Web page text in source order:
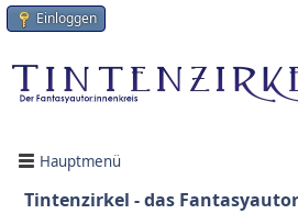
Einloggen
Hauptmenü
Tintenzirkel - das